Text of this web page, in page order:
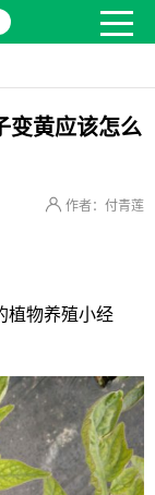
变黄应该怎么
作者：付青莲
植物养殖小经